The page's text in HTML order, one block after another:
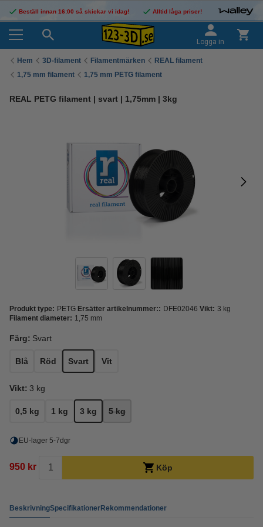
Beställ innan 16:00 så skickar vi idag! Alltid låga priser!
Logga in
Hem 3D-filament Filamentmärken
REAL filament
1,75 mm filament
1,75 mm PETG filament
REAL PETG filament | svart | 1,75mm | 3kg
Produkt type: PETG Ersätter artikelnummer:: DFE02046 Vikt: 3 kg
Filament diameter: 1,75 mm
Färg: Svart
Blå Röd Svart Vit
Vikt: 3 kg
0,5 kg 1 kg 3 kg 5 kg
EU-lager 5-7dgr
950 kr Köp
BeskrivningSpecifikationerRekommendationer